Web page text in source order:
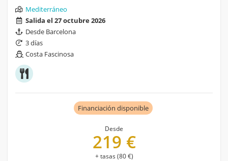
Mediterráneo
Salida el 27 octubre 2026
Desde Barcelona
3 días
Costa Fascinosa
Financiación disponible
Desde
219 €
+ tasas (80 €)